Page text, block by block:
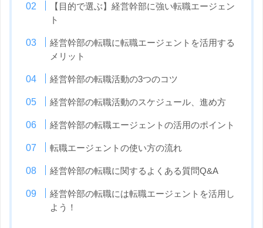
【目的で選ぶ】経営幹部に強い転職エージェン
ト
経営幹部の転職に転職エージェントを活用する
メリット
経営幹部の転職活動の3つのコツ
経営幹部の転職活動のスケジュール、進め方
経営幹部の転職エージェントの活用のポイント
転職エージェントの使い方の流れ
経営幹部の転職に関するよくある質問Q&A
経営幹部の転職には転職エージェントを活用し
よう！